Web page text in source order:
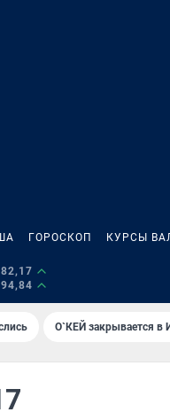
ГОРОСКОП КУРСЫ
82,17
94,84
О`КЕЙ закрывается в